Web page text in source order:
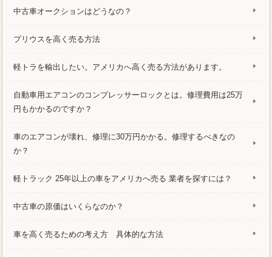
中古車オークションはどうなの？
プリウスを高く売る方法
軽トラを輸出したい。アメリカへ高く売る方法があります。
自動車用エアコンのコンプレッサーロックとは。修理費用は25万
円もかかるのですか？
車のエアコンが壊れ、修理に30万円かかる。修理するべきなの
か？
軽トラック 25年以上の車をアメリカへ売る 業者を探すには？
中古車の原価はいくらなのか？
車を高く売るための考え方 具体的な方法